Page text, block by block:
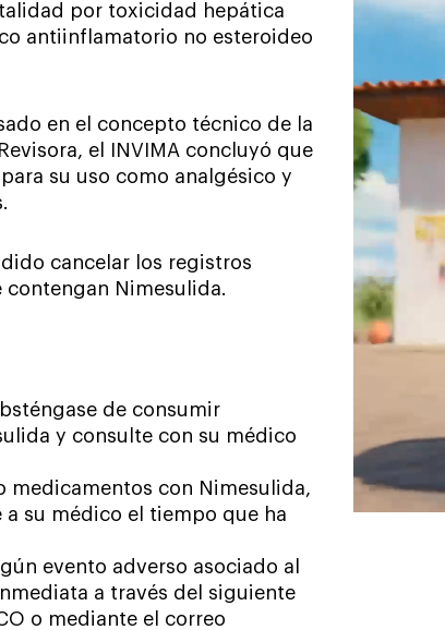
por toxicidad hepática
antiinflamatorio no esteroideo
en el concepto técnico de la
el INVIMA concluyó que
su uso como analgésico y
cancelar los registros
Nimesulida.
de consumir
y consulte con su médico
medicamentos con Nimesulida,
su médico el tiempo que ha
evento adverso asociado al
a través del siguiente
o mediante el correo